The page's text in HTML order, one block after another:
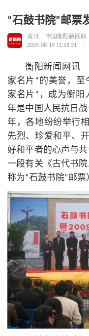
“石鼓书院”邮票
资讯
中国衡阳新闻网
2025-08-19 11:58:31
衡阳新闻网讯
家名片”的美誉，至
家名片”，成为衡阳
年是中国人民抗日
年，各地纷纷举行
先烈、珍爱和平、
好和平者的心声与
一段有关《古代书
称为“石鼓书院”邮票